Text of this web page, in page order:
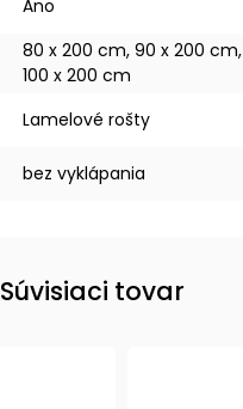
Áno
80 x 200 cm, 90 x 200 cm,
100 x 200 cm
Lamelové rošty
bez vyklápania
Súvisiaci tovar